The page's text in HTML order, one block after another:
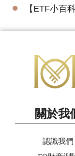
● 【ETF小百科】輕
關於我
認識我們